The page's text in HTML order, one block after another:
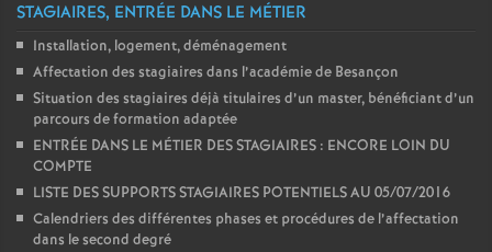
STAGIAIRES, ENTRÉE DANS LE MÉTIER
Installation, logement, déménagement
Affectation des stagiaires dans l’académie de Besançon
Situation des stagiaires déjà titulaires d’un master, bénéficiant d’un
parcours de formation adaptée
ENTRÉE DANS LE MÉTIER DES STAGIAIRES : ENCORE LOIN DU
COMPTE
LISTE DES SUPPORTS STAGIAIRES POTENTIELS AU 05/07/2016
Calendriers des différentes phases et procédures de l’affectation
dans le second degré